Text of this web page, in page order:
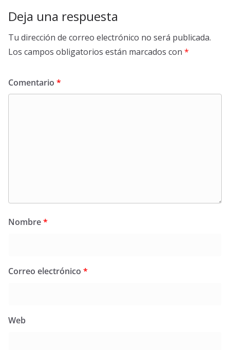
Deja una respuesta
Tu dirección de correo electrónico no será publicada.
Los campos obligatorios están marcados con *
Comentario *
Nombre*
Correo electrónico *
Web